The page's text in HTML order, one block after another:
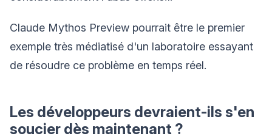
Claude Mythos Preview pourrait être le premier
exemple très médiatisé d'un laboratoire essayant
de résoudre ce problème en temps réel.
Les développeurs devraient-ils s'en
soucier dès maintenant ?